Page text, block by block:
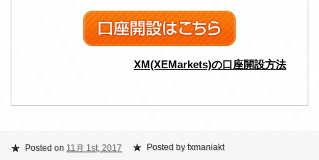
XM(XEMarkets)の口座開設方法
Posted on 11月 1st, 2017
Posted by fxmaniakt